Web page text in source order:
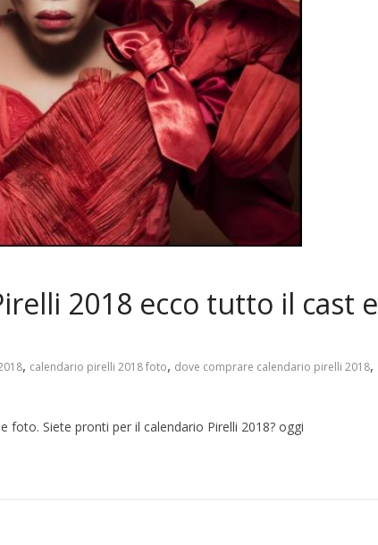
2018 ecco tutto il cast e
, calendario pirelli 2018 foto, dove comprare calendario pirelli 2018,
foto. Siete pronti per il calendario Pirelli 2018? oggi